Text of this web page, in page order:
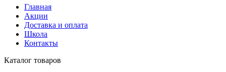
Главная
Акции
Доставка и оплата
Школа
Контакты
Каталог товаров